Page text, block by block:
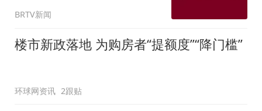
BRTV新闻
楼市新政落地 为购房者“提额度”“降门槛”
环球网资讯 2跟贴